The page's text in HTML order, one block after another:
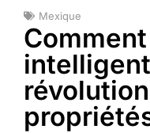
Mexique